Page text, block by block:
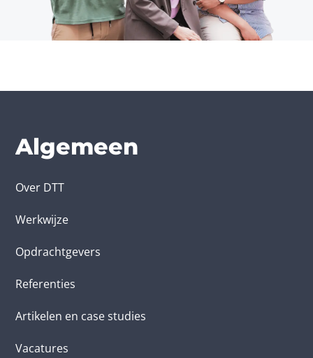
Algemeen
Over DTT
Werkwijze
Opdrachtgevers
Referenties
Artikelen en case studies
Vacatures